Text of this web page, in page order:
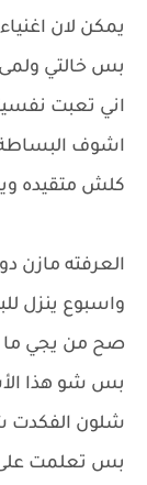
يمكن لان
بس خالتي
اني تعبت
اشوف البساطة
كلش متقيده
العرفته مازن
واسبوع ينزل
صح من يجي ما
بس شو هذا
شلون الفكدت
بس تعلمت على